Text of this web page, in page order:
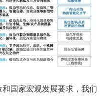
国家宏观发展要求，我们